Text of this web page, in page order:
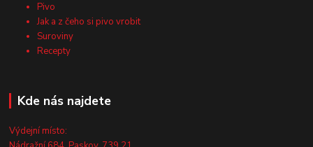
Pivo
Jak a z čeho si pivo vrobit
Suroviny
Recepty
Kde nás najdete
Výdejní místo: